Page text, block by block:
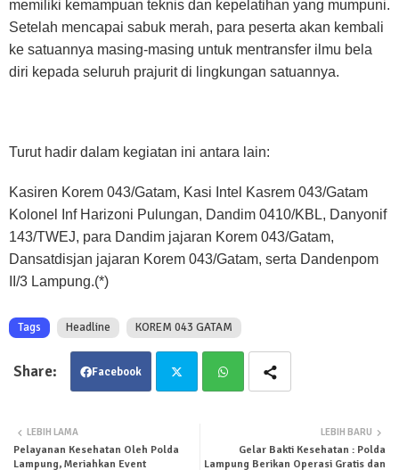
memiliki kemampuan teknis dan kepelatihan yang mumpuni.
Setelah mencapai sabuk merah, para peserta akan kembali
ke satuannya masing-masing untuk mentransfer ilmu bela
diri kepada seluruh prajurit di lingkungan satuannya.
Turut hadir dalam kegiatan ini antara lain:
Kasiren Korem 043/Gatam, Kasi Intel Kasrem 043/Gatam
Kolonel Inf Harizoni Pulungan, Dandim 0410/KBL, Danyonif
143/TWEJ, para Dandim jajaran Korem 043/Gatam,
Dansatdisjan jajaran Korem 043/Gatam, serta Dandenpom
II/3 Lampung.(*)
Tags Headline KOREM 043 GATAM
Facebook
ter
LEBIH BARU
Gelar Bakti Kesehatan : Polda
Lampung Berikan Operasi Gratis dan
LEBIH LAMA
Pelayanan Kesehatan Oleh Polda
Lampung, Meriahkan Event